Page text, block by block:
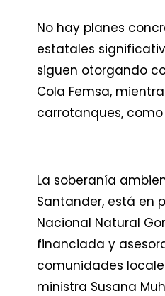
No hay planes
estatales
siguen otorgando
Cola Femsa,
carrotanques,
La soberanía
Santander, está en
Nacional Natural
financiada y
comunidades
ministra Susana